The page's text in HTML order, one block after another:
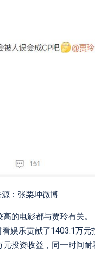
：张栗坤微博
的电影都与贾玲有关
娱乐贡献了1403.1万
投资收益，同一时间